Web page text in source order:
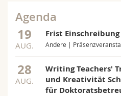
Agenda
19
AUG.
Frist Einschreibung
Andere |
28
AUG.
Writing Teachers'
und Kreativität
für